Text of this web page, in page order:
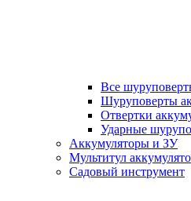
Все
Шуруповерты
Отвертки
Ударные
Аккумуляторы и ЗУ
Мультитул
Садовый инструмент